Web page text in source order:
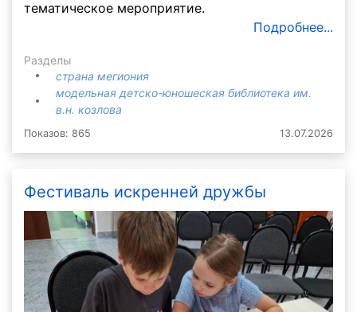
тематическое мероприятие.
Подробнее...
Разделы
страна мегиония
модельная детско-юношеская библиотека им.
в.н. козлова
Показов: 865 13.07.2026
Фестиваль искренней дружбы